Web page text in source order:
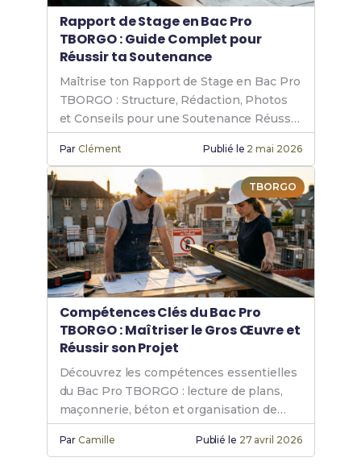
Rapport de Stage en Bac Pro
TBORGO : Guide Complet pour
Réussir ta Soutenance
Maîtrise ton Rapport de Stage en Bac Pro
TBORGO : Structure, Rédaction, Photos
et Conseils pour une Soutenance Réussie
en Gros Œuvre.
ParClément Publié le 2 mai 2026
TBORGO
Compétences Clés du Bac Pro
TBORGO : Maîtriser le Gros Œuvre et
Réussir son Projet
Découvrez les compétences essentielles
du Bac Pro TBORGO : lecture de plans,
maçonnerie, béton et organisation de
chantier pour exceller.
ParCamille Publié le 27 avril 2026